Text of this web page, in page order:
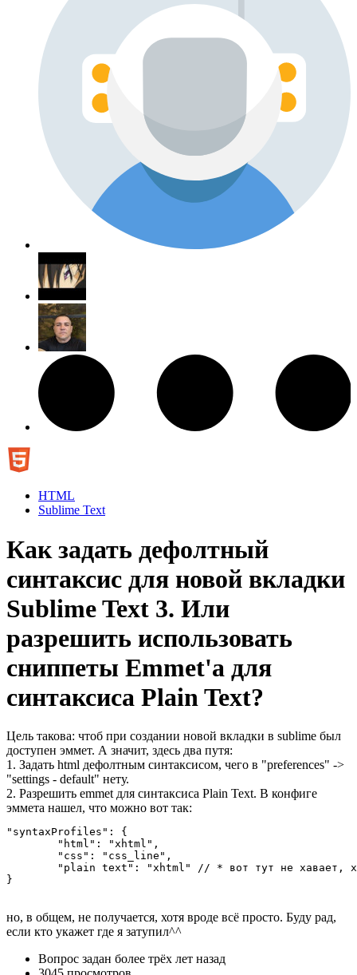
HTML
Sublime Text
Как задать дефолтный
синтаксис для новой вкладки
Sublime Text 3. Или
разрешить использовать
сниппеты Emmet'a для
синтаксиса Plain Text?
Цель такова: чтоб при создании новой вкладки в sublime был
доступен эммет. А значит, здесь два путя:
1. Задать html дефолтным синтаксисом, чего в "preferences" ->
"settings - default" нету.
2. Разрешить emmet для синтаксиса Plain Text. В конфиге
эммета нашел, что можно вот так:
"syntaxProfiles": {
}
но, в общем, не получается, хотя вроде всё просто. Буду рад,
если кто укажет где я затупил^^
Вопрос задан более трёх лет назад